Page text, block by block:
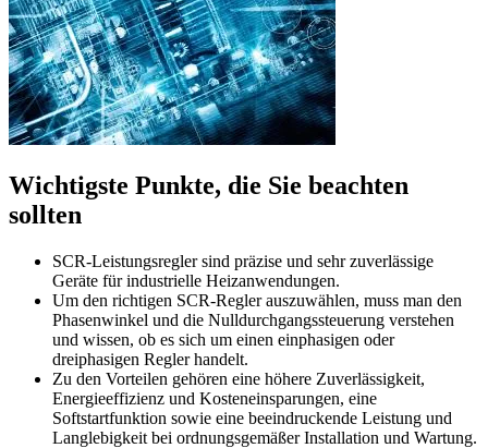
Wichtigste Punkte, die Sie beachten
sollten
SCR-Leistungsregler sind präzise und sehr zuverlässige
Geräte für industrielle Heizanwendungen.
Um den richtigen SCR-Regler auszuwählen, muss man den
Phasenwinkel und die Nulldurchgangssteuerung verstehen
und wissen, ob es sich um einen einphasigen oder
dreiphasigen Regler handelt.
Zu den Vorteilen gehören eine höhere Zuverlässigkeit,
Energieeffizienz und Kosteneinsparungen, eine
Softstartfunktion sowie eine beeindruckende Leistung und
Langlebigkeit bei ordnungsgemäßer Installation und Wartung.